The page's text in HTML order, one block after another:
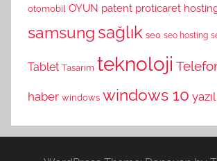
otomobil OYUN patent proticaret
samsung sağlık seo seo hosting
Tablet Tasarım teknoloji
haber windows windows 10